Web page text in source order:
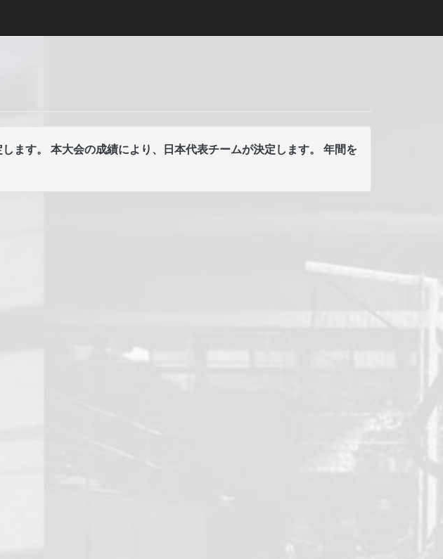
ます。 本大会の成績により、日本代表チームが決定します。 年間を